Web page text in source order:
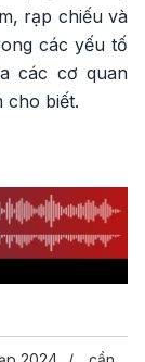
rạp chiếu và
các yếu tố
các cơ quan
cho biết.